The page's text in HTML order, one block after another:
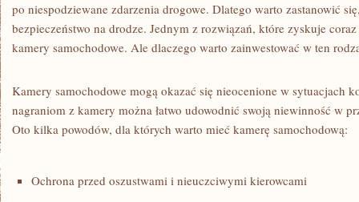
⁤po ⁤niespodziewane zdarzenia drogowe. Dlatego warto zastanowić
⁣bezpieczeństwo na drodze. Jednym z rozwiązań, które zyskuje
kamery samochodowe. Ale dlaczego warto​ zainwestować w ten
Kamery ⁤samochodowe mogą ​okazać ‌się nieocenione w ‍sytuacjach
nagraniom z kamery można łatwo udowodnić‌ swoją niewinność w
Oto kilka powodów, dla których warto mieć kamerę samochodową:
Ochrona przed oszustwami⁢ i ⁤nieuczciwymi kierowcami